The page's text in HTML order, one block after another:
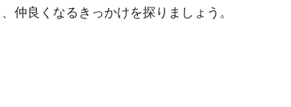
仲良くなるきっかけを探りましょう。